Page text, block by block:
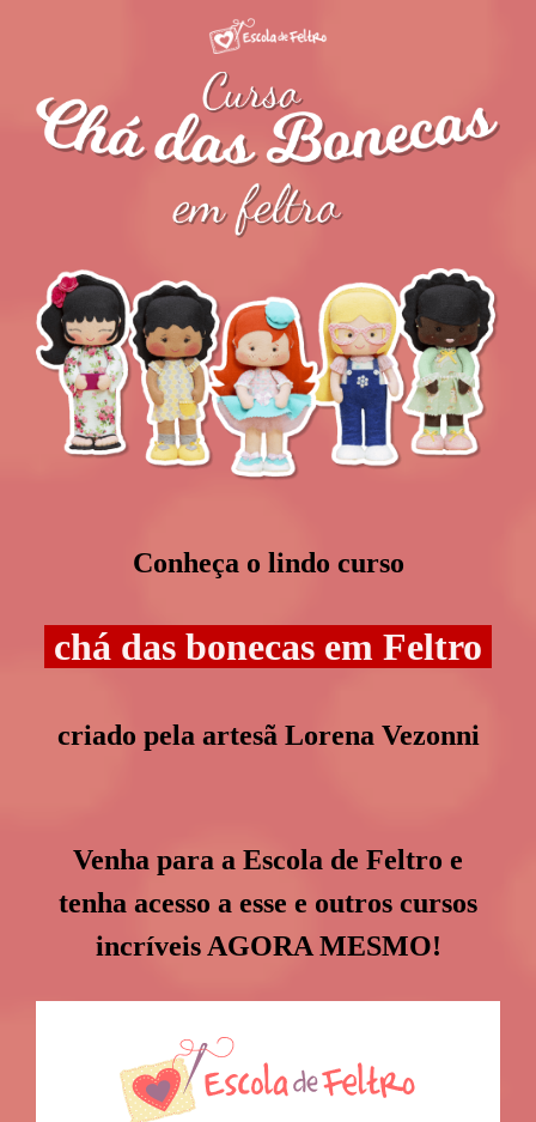
Conheça o lindo curso
chá das bonecas em Feltro
criado pela artesã Lorena Vezonni
Venha para a Escola de Feltro e
tenha acesso a esse e outros cursos
incríveis AGORA MESMO!